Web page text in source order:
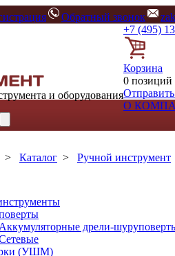
Обратный звонок
и оборудования
+7 (495)
Корзина
0 позиций
Отправить
О
> Каталог > Ручной инструмент
Аккумуляторные дрели-
(УШМ)